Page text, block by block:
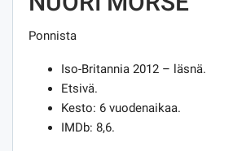
Ponnista
Iso-Britannia 2012 – läsnä.
Etsivä.
Kesto: 6 vuodenaikaa.
IMDb: 8,6.